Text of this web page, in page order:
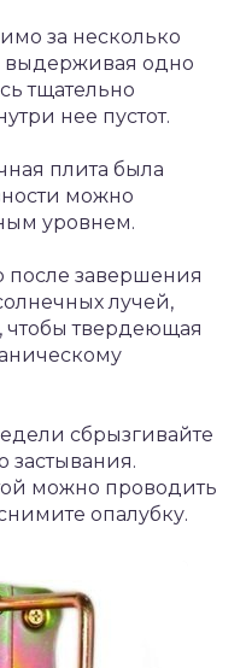
за несколько
выдерживая одно
тщательно
нее пустот.
плита была
можно
уровнем.
после завершения
лучей,
чтобы твердеющая
сбрызгивайте
застывания.
можно проводить
опалубку.